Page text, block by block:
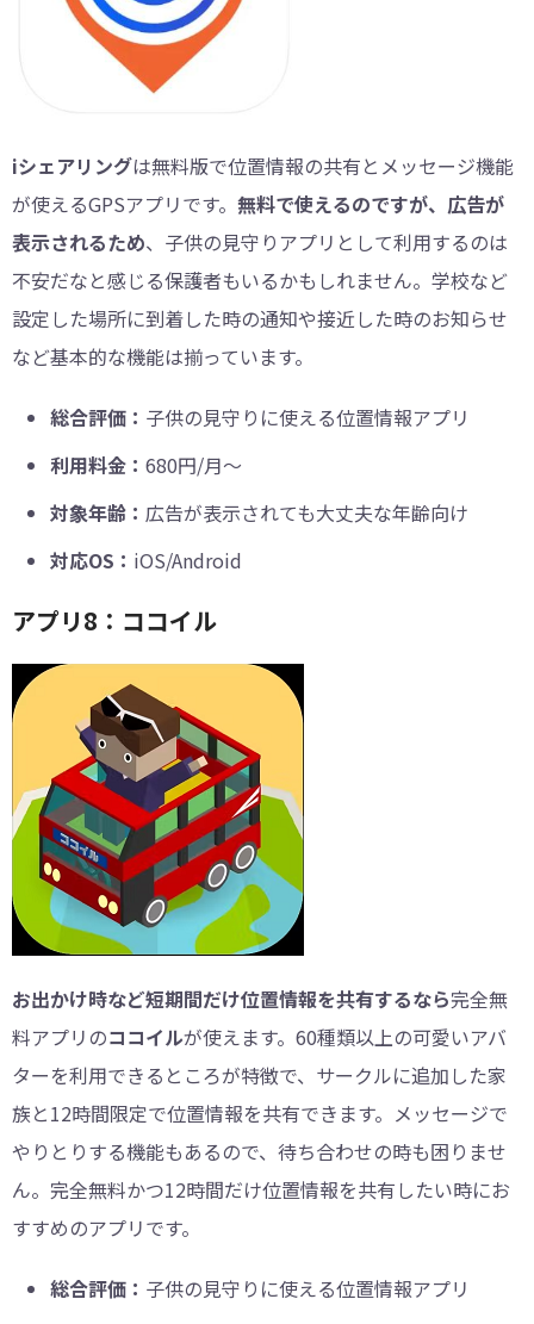
iシェアリングは無料版で位置情報の共有とメッセージ機能
が使えるGPSアプリです。 無料で使えるのですが、広告が
表示されるため、子供の見守りアプリとして利用するのは
不安だなと感じる保護者もいるかもしれません。学校など
設定した場所に到着した時の通知や接近した時のお知らせ
など基本的な機能は揃っています。
総合評価： 子供の見守りに使える位置情報アプリ
利用料金： 680円/月～
対象年齢： 広告が表示されても大丈夫な年齢向け
対応OS： iOS/Android
アプリ8：ココイル
お出かけ時など短期間だけ位置情報を共有するなら完全無
料アプリのココイルが使えます。60種類以上の可愛いアバ
ターを利用できるところが特徴で、サークルに追加した家
族と12時間限定で位置情報を共有できます。メッセージで
やりとりする機能もあるので、待ち合わせの時も困りませ
ん。完全無料かつ12時間だけ位置情報を共有したい時にお
すすめのアプリです。
総合評価： 子供の見守りに使える位置情報アプリ